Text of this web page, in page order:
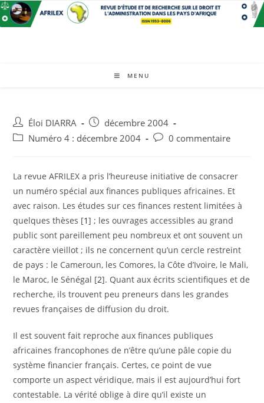
MENU
Éloi DIARRA
décembre 2004
Numéro 4 : décembre 2004
0 commentaire
La revue AFRILEX a pris l’heureuse initiative de consacrer
un numéro spécial aux finances publiques africaines. Et
avec raison. Les études sur ces finances restent limitées à
quelques thèses [1] ; les ouvrages accessibles au grand
public sont pareillement peu nombreux et ont souvent un
caractère vieillot ; ils ne concernent qu’un cercle restreint
de pays : le Cameroun, les Comores, la Côte d’Ivoire, le Mali,
le Maroc, le Sénégal [2]. Quant aux écrits scientifiques et de
recherche, ils trouvent peu preneurs dans les grandes
revues françaises de diffusion du droit.
Il est souvent fait reproche aux finances publiques
africaines francophones de n’être qu’une pâle copie du
système financier français. Certes, ce point de vue
comporte un aspect véridique, mais il est aujourd’hui fort
contestable. La vérité oblige à dire qu’il existe un